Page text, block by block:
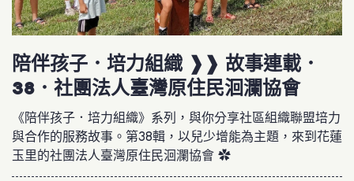
陪伴孩子．培力組織 ❱❱ 故事連載．
38．社團法人臺灣原住民洄瀾協會
《陪伴孩子．培力組織》系列，與你分享社區組織聯盟培力
與合作的服務故事。第38輯，以兒少增能為主題，來到花蓮
玉里的社團法人臺灣原住民洄瀾協會 ✿